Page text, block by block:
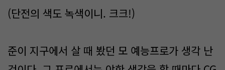
(단전의 색도 녹색이니. 크크!)
준이 지구에서 살 때 봤던 모 예능프로가 생각 난